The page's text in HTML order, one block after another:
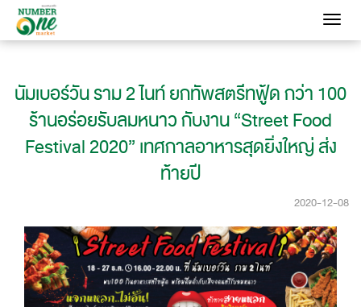
Toggle
นัมเบอร์วัน ราม 2 ไนท์ ยกทัพสตรีทฟู้ด กว่า 100
ร้านอร่อยรับลมหนาว กับงาน “Street Food
Festival 2020” เทศกาลอาหารสุดยิ่งใหญ่ ส่ง
ท้ายปี
2020-12-08